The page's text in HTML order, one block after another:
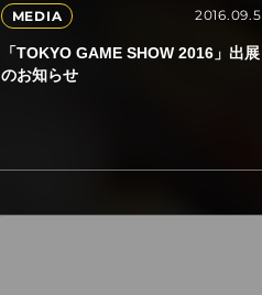
MEDIA 2016.09.5
「TOKYO GAME SHOW 2016」出展
のお知らせ